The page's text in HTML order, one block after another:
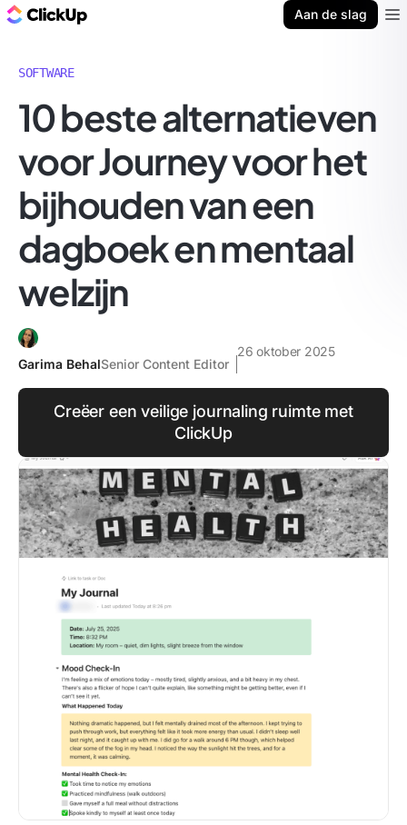
Aan de slag
SOFTWARE
10 beste alternatieven
voor Journey voor het
bijhouden van een
dagboek en mentaal
welzijn
Garima BehalSenior Content Editor
26 oktober 2025
Creëer een veilige journaling ruimte met
ClickUp